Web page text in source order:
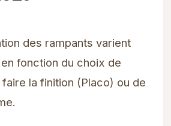
des rampants varient
fonction du choix de
la finition (Placo) ou de